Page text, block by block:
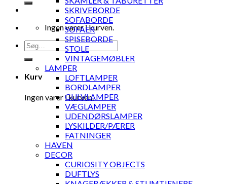
Ingen varer i kurven.
Søg
efter:
Kurv
Ingen varer i kurven.
SKRIVEBORDE
SOFABORDE
SOFAER
SPISEBORDE
STOLE
VINTAGEMØBLER
LAMPER
LOFTLAMPER
BORDLAMPER
GULVLAMPER
VÆGLAMPER
UDENDØRSLAMPER
LYSKILDER/PÆRER
FATNINGER
HAVEN
DECOR
CURIOSITY OBJECTS
DUFTLYS